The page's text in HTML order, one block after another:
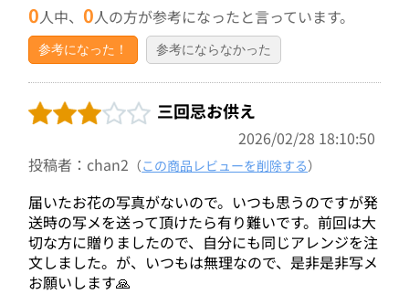
0人中、0人の方が参考になったと言っています。
参考になった！ 参考にならなかった
三回忌お供え
2026/02/28 18:10:50
投稿者：chan2 （この商品レビューを削除する）
届いたお花の写真がないので。いつも思うのですが発
送時の写メを送って頂けたら有り難いです。前回は大
切な方に贈りましたので、自分にも同じアレンジを注
文しました。が、いつもは無理なので、是非是非写メ
お願いします🙏